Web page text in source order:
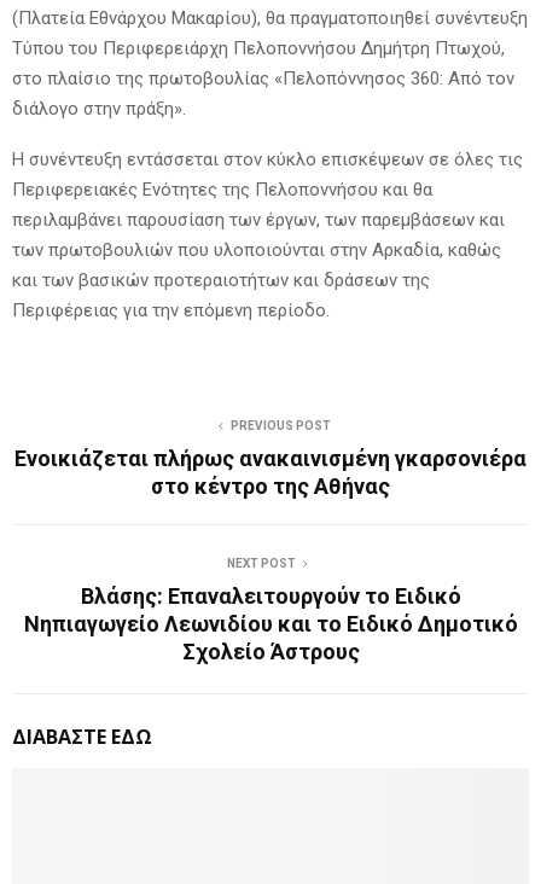
(Πλατεία Εθνάρχου Μακαρίου), θα πραγματοποιηθεί συνέντευξη
Τύπου του Περιφερειάρχη Πελοποννήσου Δημήτρη Πτωχού,
στο πλαίσιο της πρωτοβουλίας «Πελοπόννησος 360: Από τον
διάλογο στην πράξη».
Η συνέντευξη εντάσσεται στον κύκλο επισκέψεων σε όλες τις
Περιφερειακές Ενότητες της Πελοποννήσου και θα
περιλαμβάνει παρουσίαση των έργων, των παρεμβάσεων και
των πρωτοβουλιών που υλοποιούνται στην Αρκαδία, καθώς
και των βασικών προτεραιοτήτων και δράσεων της
Περιφέρειας για την επόμενη περίοδο.
PREVIOUS POST
Ενοικιάζεται πλήρως ανακαινισμένη γκαρσονιέρα
στο κέντρο της Αθήνας
NEXT POST
Βλάσης: Επαναλειτουργούν το Ειδικό
Νηπιαγωγείο Λεωνιδίου και το Ειδικό Δημοτικό
Σχολείο Άστρους
ΔΙΑΒΑΣΤΕ ΕΔΩ